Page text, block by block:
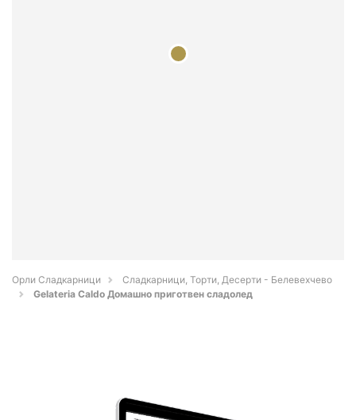
Орли Сладкарници
Сладкарници, Торти, Десерти - Белевехчево
Gelateria Caldo Домашно приготвен сладолед